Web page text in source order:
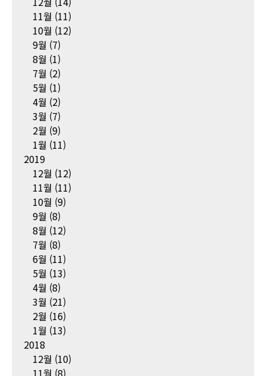
11월 (11)
10월 (12)
9월 (7)
8월 (1)
7월 (2)
5월 (1)
4월 (2)
3월 (7)
2월 (9)
1월 (11)
2019
12월 (12)
11월 (11)
10월 (9)
9월 (8)
8월 (12)
7월 (8)
6월 (11)
5월 (13)
4월 (8)
3월 (21)
2월 (16)
1월 (13)
2018
12월 (10)
11월 (8)